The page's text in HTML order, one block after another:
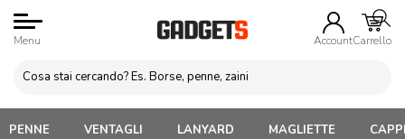
Menu AccountCarrello
PENNE VENTAGLI LANYARD MAGLIETTE